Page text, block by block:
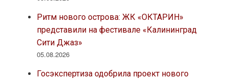
Ритм нового острова: ЖК «ОКТАРИН»
представили на фестивале «Калининград
Сити Джаз»
05.08.2026
Госэкспертиза одобрила проект нового